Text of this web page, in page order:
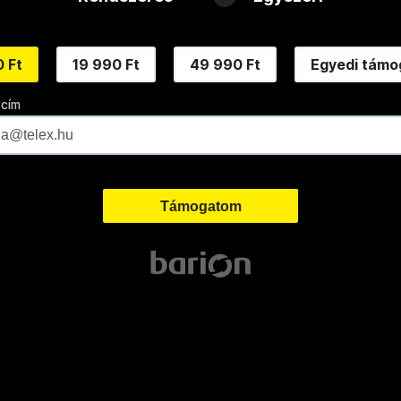
Ft 19 990 Ft 49 990 Ft Egyedi